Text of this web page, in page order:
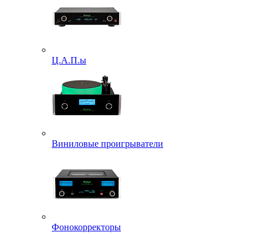
Ц.А.П.ы
Виниловые проигрыватели
Фонокорректоры